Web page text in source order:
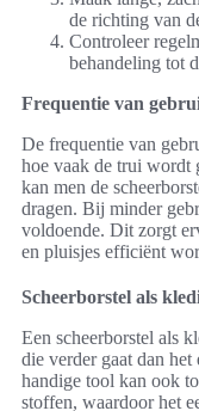
de richting van
Controleer
behandeling tot
Frequentie van
De frequentie van
hoe vaak de trui wordt
kan men de
dragen. Bij minder
voldoende. Dit zorgt
en pluisjes efficiënt
Scheerborstel als
Een scheerborstel als
die verder gaat dan
handige tool kan ook
stoffen, waardoor het